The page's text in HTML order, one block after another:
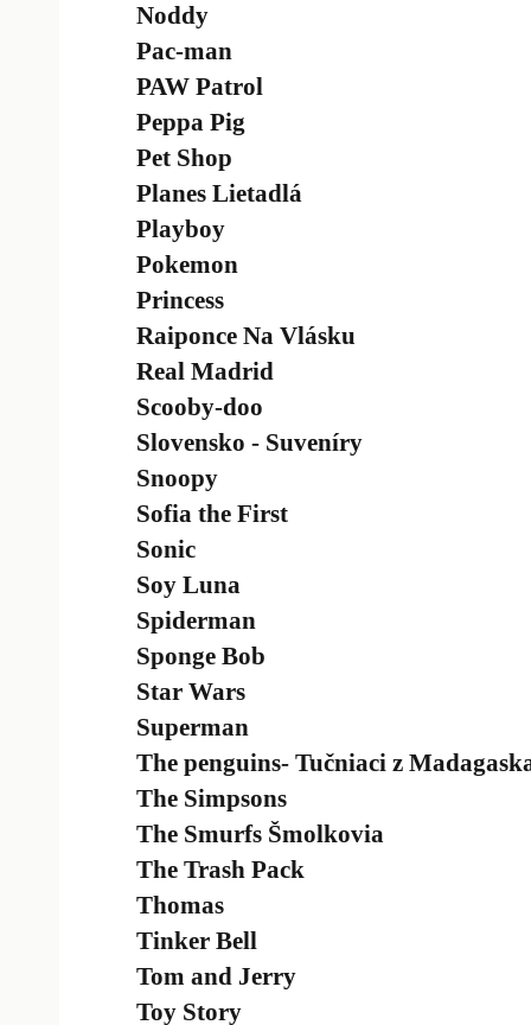
Noddy
Pac-man
PAW Patrol
Peppa Pig
Pet Shop
Planes Lietadlá
Playboy
Pokemon
Princess
Raiponce Na Vlásku
Real Madrid
Scooby-doo
Slovensko - Suveníry
Snoopy
Sofia the First
Sonic
Soy Luna
Spiderman
Sponge Bob
Star Wars
Superman
The penguins- Tučniaci z
The Simpsons
The Smurfs Šmolkovia
The Trash Pack
Thomas
Tinker Bell
Tom and Jerry
Toy Story